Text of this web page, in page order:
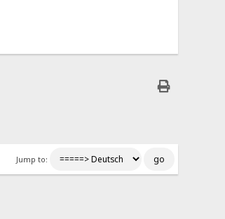
Jump to: